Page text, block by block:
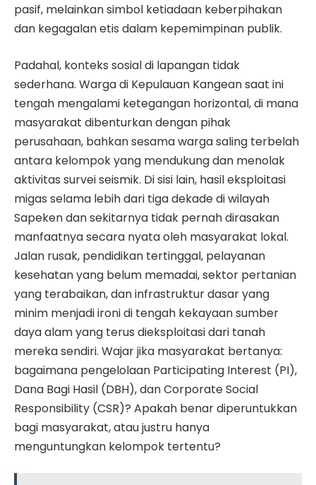
pasif, melainkan simbol ketiadaan keberpihakan
dan kegagalan etis dalam kepemimpinan publik.
Padahal, konteks sosial di lapangan tidak
sederhana. Warga di Kepulauan Kangean saat ini
tengah mengalami ketegangan horizontal, di mana
masyarakat dibenturkan dengan pihak
perusahaan, bahkan sesama warga saling terbelah
antara kelompok yang mendukung dan menolak
aktivitas survei seismik. Di sisi lain, hasil eksploitasi
migas selama lebih dari tiga dekade di wilayah
Sapeken dan sekitarnya tidak pernah dirasakan
manfaatnya secara nyata oleh masyarakat lokal.
Jalan rusak, pendidikan tertinggal, pelayanan
kesehatan yang belum memadai, sektor pertanian
yang terabaikan, dan infrastruktur dasar yang
minim menjadi ironi di tengah kekayaan sumber
daya alam yang terus dieksploitasi dari tanah
mereka sendiri. Wajar jika masyarakat bertanya:
bagaimana pengelolaan Participating Interest (PI),
Dana Bagi Hasil (DBH), dan Corporate Social
Responsibility (CSR)? Apakah benar diperuntukkan
bagi masyarakat, atau justru hanya
menguntungkan kelompok tertentu?